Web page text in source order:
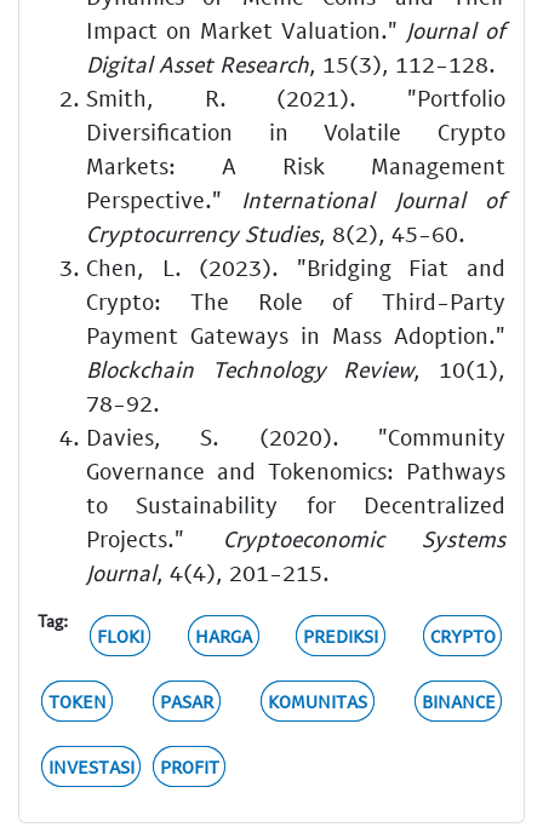
Impact on Market Valuation." Journal of
Digital Asset Research, 15(3), 112-128.
Smith, R. (2021). "Portfolio
Diversification in Volatile Crypto
Markets: A Risk Management
Perspective." International Journal of
Cryptocurrency Studies, 8(2), 45-60.
Chen, L. (2023). "Bridging Fiat and
Crypto: The Role of Third-Party
Payment Gateways in Mass Adoption."
Blockchain Technology Review, 10(1),
78-92.
Davies, S. (2020). "Community
Governance and Tokenomics: Pathways
to Sustainability for Decentralized
Projects."
Cryptoeconomic Systems
Journal, 4(4), 201-215.
Tag:
FLOKI HARGA PREDIKSI CRYPTO
TOKEN PASAR KOMUNITAS BINANCE
INVESTASI PROFIT